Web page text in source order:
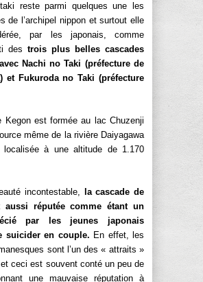
reste parmi quelques une les
de l’archipel nippon et surtout elle
par les japonais, comme
des trois plus belles cascades
Nachi no Taki (préfecture de
et Fukuroda no Taki (préfecture
Kegon est formée au lac Chuzenji
même de la rivière Daiyagawa
à une altitude de 1.170
incontestable,
la cascade de
aussi réputée comme étant un
par les jeunes japonais
suicider en couple. En effet, les
sont l’un des « attraits »
et ceci est souvent conté un peu de
une mauvaise réputation à